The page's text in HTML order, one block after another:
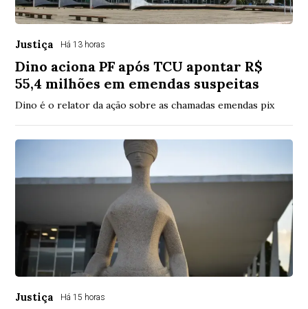
Justiça Há 13 horas
Dino aciona PF após TCU apontar R$
55,4 milhões em emendas suspeitas
Dino é o relator da ação sobre as chamadas emendas pix
Justiça Há 15 horas